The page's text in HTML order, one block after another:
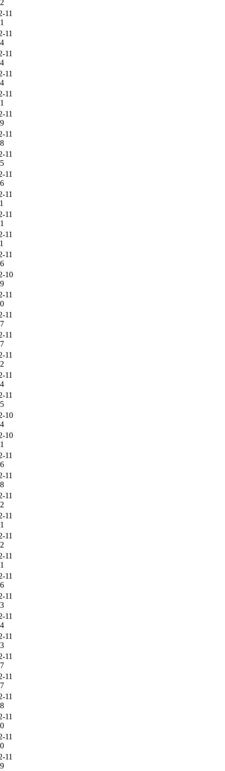
11
11
11
11
11
11
11
11
11
11
11
11
11
10
11
11
11
11
11
11
10
10
11
11
11
11
11
11
11
11
11
11
11
11
11
11
11
11